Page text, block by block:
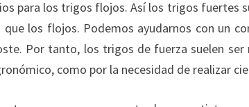
para los trigos flojos. Así los trigos fuertes
los flojos. Podemos ayudarnos con un
Por tanto, los trigos de fuerza suelen
como por la necesidad de realizar